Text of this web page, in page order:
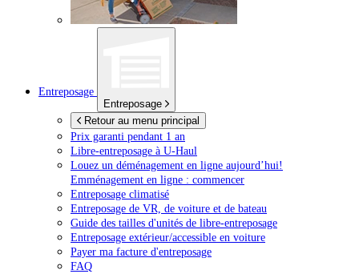
Entreposage
Entreposage
Retour au menu principal
Prix garanti pendant 1 an
Libre-entreposage à U-Haul
Louez un déménagement en ligne aujourd’hui!
Emménagement en ligne : commencer
Entreposage climatisé
Entreposage de VR, de voiture et de bateau
Guide des tailles d'unités de libre-entreposage
Entreposage extérieur/accessible en voiture
Payer ma facture d'entreposage
FAQ